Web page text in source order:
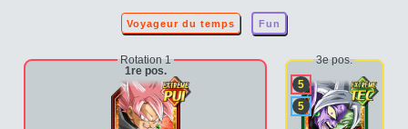
Voyageur du temps Fun
Rotation 1
1re pos.
3e pos.
5
5